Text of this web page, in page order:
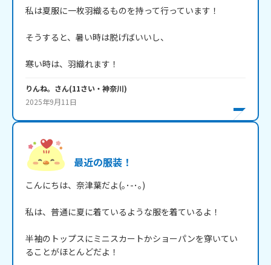
私は夏服に一枚羽織るものを持って行っています！
そうすると、暑い時は脱げばいいし、
寒い時は、羽織れます！
りんね。 さん(11さい・ 神奈川)
2025年9月11日
最近の服装！
こんにちは、奈津葉だよ(｡･-･｡)
私は、普通に夏に着ているような服を着ているよ！
半袖のトップスにミニスカートかショーパンを穿いてい
ることがほとんどだよ！